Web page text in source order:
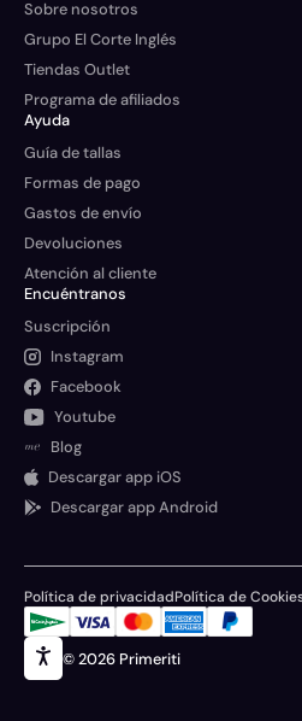
Sobre nosotros
Grupo El Corte Inglés
Tiendas Outlet
Programa de afiliados
Ayuda
Guía de tallas
Formas de pago
Gastos de envío
Devoluciones
Atención al cliente
Encuéntranos
Suscripción
Instagram
Facebook
Youtube
Blog
Descargar app iOS
Descargar app Android
© 2026 Primeriti
Política de privacidadPolítica de